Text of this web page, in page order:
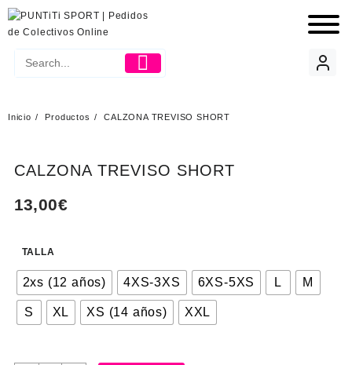
Inicio Productos CALZONA TREVISO SHORT
CALZONA TREVISO SHORT
13,00€
TALLA
2xs (12 años) 4XS-3XS 6XS-5XS L M
S XL XS (14 años) XXL